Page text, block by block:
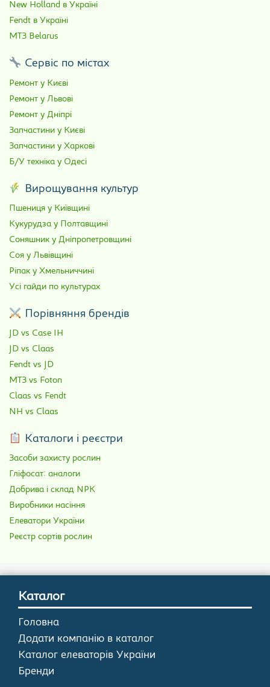
New Holland в Україні
Fendt в Україні
МТЗ Belarus
Сервіс по містах
Ремонт у Києві
Ремонт у Львові
Ремонт у Дніпрі
Запчастини у Києві
Запчастини у Харкові
Б/У техніка у Одесі
Вирощування культур
Пшениця у Київщині
Кукурудза у Полтавщині
Соняшник у Дніпропетровщині
Соя у Львівщині
Ріпак у Хмельниччині
Усі гайди по культурах
Порівняння брендів
JD vs Case IH
JD vs Claas
Fendt vs JD
МТЗ vs Foton
Claas vs Fendt
NH vs Claas
Каталоги і реєстри
Засоби захисту рослин
Гліфосат: аналоги
Добрива і склад NPK
Виробники насіння
Елеватори України
Реєстр сортів рослин
Каталог
Головна
Додати компанію в каталог
Каталог елеваторів України
Бренди